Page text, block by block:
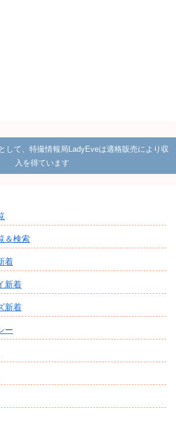
して、特撮情報局LadyEveは適格販売により収
入を得ています
＆検索
着
新着
新着
ー